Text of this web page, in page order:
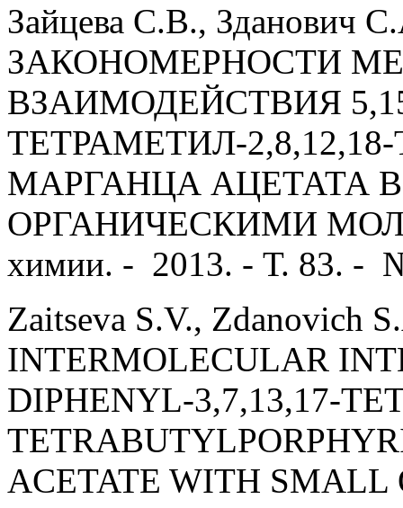
Зайцева С.В., Зданович
ЗАКОНОМЕРНОСТИ
ВЗАИМОДЕЙСТВИЯ
ТЕТРАМЕТИЛ-
МАРГАНЦА АЦЕТАТА
ОРГАНИЧЕСКИМИ
химии. - 2013. - Т. 83. -
Zaitseva S.V., Zdanovich
INTERMOLECULAR
DIPHENYL-3,7,13,17-
ACETATE WITH SMALL